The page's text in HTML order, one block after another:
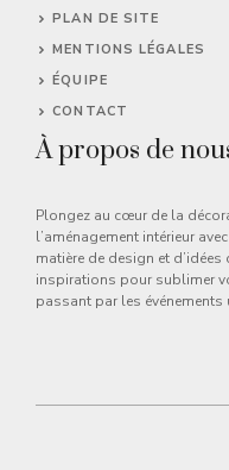
PLAN DE SITE
MENTIONS LÉGALES
ÉQUIPE
CONTACT
À propos de
Plongez au cœur de la
l’aménagement intérieur avec
matière de design et
inspirations pour sublimer
passant par les événements